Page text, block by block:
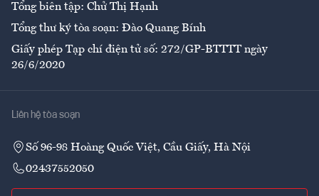
Tổng biên tập: Chử Thị Hạnh
Tổng thư ký tòa soạn: Đào Quang Bính
Giấy phép Tạp chí điện tử số: 272/GP-BTTTT ngày
26/6/2020
Liên hệ tòa soạn
Số 96-98 Hoàng Quốc Việt, Cầu Giấy, Hà Nội
02437552050